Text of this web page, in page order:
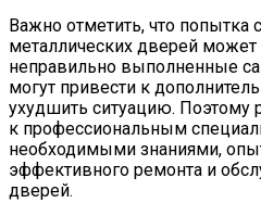
Важно отметить, что попытка
металлических дверей
неправильно выполненные
могут привести к
ухудшить ситуацию. Поэтому
к профессиональным
необходимыми знаниями,
эффективного ремонта и
дверей.